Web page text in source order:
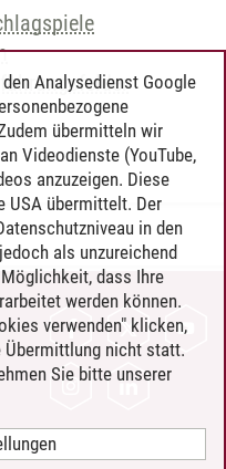
Analysedienst Google
übermitteln wir
Videodienste (YouTube,
anzuzeigen. Diese
USA übermittelt. Der
in den
als unzureichend
dass Ihre
werden können.
verwenden" klicken,
Übermittlung nicht statt.
Sie bitte unserer